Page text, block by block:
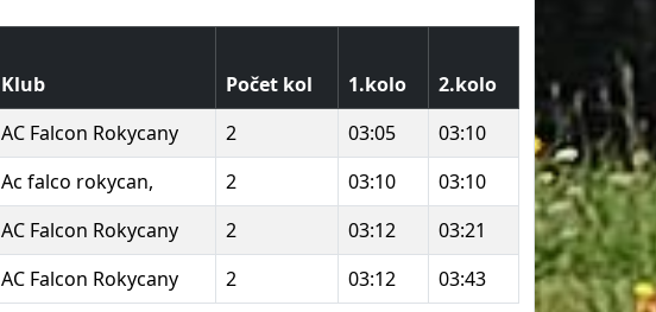
Klub Počet kol 1.kolo
2.kolo
AC Falcon Rokycany 2 03:05
03:10
Ac falco rokycan, 2 03:10
03:10
AC Falcon Rokycany 2 03:12
03:21
AC Falcon Rokycany 2 03:12 03:43